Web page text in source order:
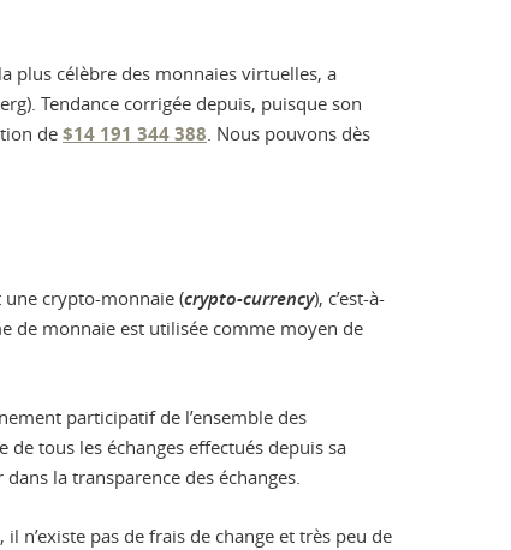
plus célèbre des monnaies virtuelles, a
Tendance corrigée depuis, puisque son
de $14 191 344 388. Nous pouvons dès
une crypto-monnaie (crypto-currency), c’est-à-
de monnaie est utilisée comme moyen de
participatif de l’ensemble des
tous les échanges effectués depuis sa
la transparence des échanges.
pas de frais de change et très peu de